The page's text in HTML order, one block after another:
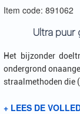
Item code: 891062
Ultra puur
Het bijzonder
ondergrond
straalmethoden die
+ LEES DE